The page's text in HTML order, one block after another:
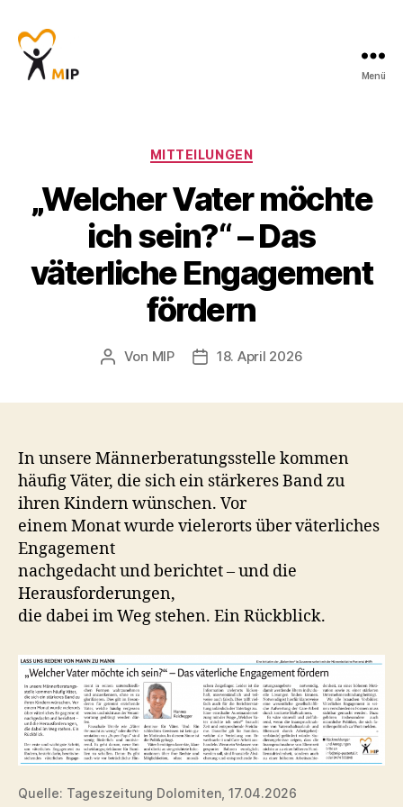
Männer
Menü
Kategorien
MITTEILUNGEN
„Welcher Vater möchte
ich sein?“ – Das
väterliche Engagement
fördern
Beitragsautor
Von MIP Veröffentlichungsdatum
18. April 2026
In unsere Männerberatungsstelle kommen
häufig Väter, die sich ein stärkeres Band zu
ihren Kindern wünschen. Vor
einem Monat wurde vielerorts über väterliches
Engagement
nachgedacht und berichtet – und die
Herausforderungen,
die dabei im Weg stehen. Ein Rückblick.
Quelle: Tageszeitung Dolomiten, 17.04.2026